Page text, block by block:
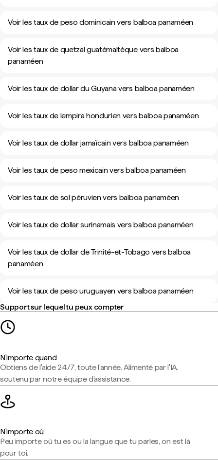
Voir les taux de peso dominicain vers balboa panaméen
Voir les taux de quetzal guatémaltèque vers balboa
panaméen
Voir les taux de dollar du Guyana vers balboa panaméen
Voir les taux de lempira hondurien vers balboa panaméen
Voir les taux de dollar jamaïcain vers balboa panaméen
Voir les taux de peso mexicain vers balboa panaméen
Voir les taux de sol péruvien vers balboa panaméen
Voir les taux de dollar surinamais vers balboa panaméen
Voir les taux de dollar de Trinité-et-Tobago vers balboa
panaméen
Voir les taux de peso uruguayen vers balboa panaméen
Support sur lequel tu peux compter
N'importe quand
Obtiens de l'aide 24/7, toute l'année. Alimenté par l'IA,
soutenu par notre équipe d'assistance.
N'importe où
Peu importe où tu es ou la langue que tu parles, on est là
pour toi.